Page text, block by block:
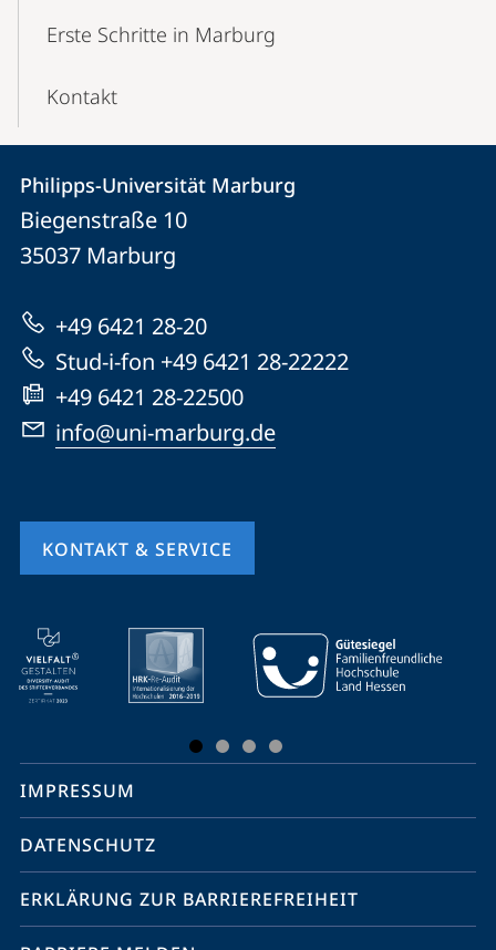
Erste Schritte in Marburg
Kontakt
Kontakt
und
Informationen
zur
Website
Kontaktinformationen
Philipps-
Universität
Marburg
Philipps-Universität Marburg
Biegenstraße 10
35037 Marburg
+49 6421 28-20
Stud-i-fon +49 6421 28-22222
+49 6421 28-22500
info@uni-marburg.de
KONTAKT & SERVICE
Mobile-
Service-
Navigation
Social
Media
Kontakte
IMPRESSUM
DATENSCHUTZ
ERKLÄRUNG ZUR BARRIEREFREIHEIT